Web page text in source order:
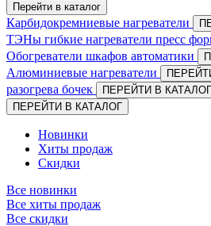
Перейти в каталог
Карбидокремниевые нагреватели
ТЭНы гибкие нагреватели пресс
Обогреватели шкафов автоматики
Алюминиевые нагреватели
разогрева бочек
ПЕРЕЙТИ В КАТАЛОГ
ПЕРЕЙТИ В КАТАЛОГ
Новинки
Хиты продаж
Скидки
Все новинки
Все хиты продаж
Все скидки